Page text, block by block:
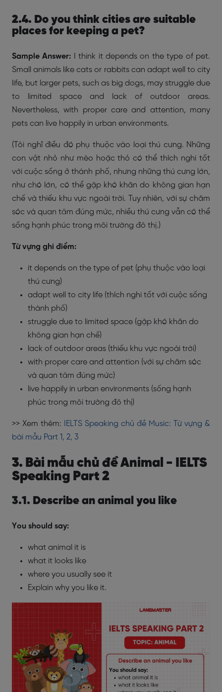
2.4. Do you think cities are suitable
places for keeping a pet?
Sample Answer: I think it depends on the type of pet.
Small animals like cats or rabbits can adapt well to city
life, but larger pets, such as big dogs, may struggle due
to limited space and lack of outdoor areas.
Nevertheless, with proper care and attention, many
pets can live happily in urban environments.
(Tôi nghĩ điều đó phụ thuộc vào loại thú cưng. Những
con vật nhỏ như mèo hoặc thỏ có thể thích nghi tốt
với cuộc sống ở thành phố, nhưng những thú cưng lớn,
như chó lớn, có thể gặp khó khăn do không gian hạn
chế và thiếu khu vực ngoài trời. Tuy nhiên, với sự chăm
sóc và quan tâm đúng mức, nhiều thú cưng vẫn có thể
sống hạnh phúc trong môi trường đô thị.)
Từ vựng ghi điểm:
it depends on the type of pet (phụ thuộc vào loại
thú cưng)
adapt well to city life (thích nghi tốt với cuộc sống
thành phố)
struggle due to limited space (gặp khó khăn do
không gian hạn chế)
lack of outdoor areas (thiếu khu vực ngoài trời)
with proper care and attention (với sự chăm sóc
và quan tâm đúng mức)
live happily in urban environments (sống hạnh
phúc trong môi trường đô thị)
>> Xem thêm:
IELTS Speaking chủ đề Music: Từ vựng &
bài mẫu Part 1, 2, 3
3. Bài mẫu chủ đề Animal - IELTS
Speaking Part 2
3.1. Describe an animal you like
You should say:
what animal it is
what it looks like
where you usually see it
Explain why you like it.